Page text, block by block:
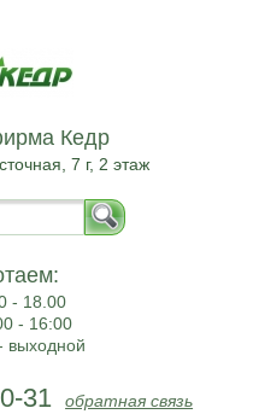
Кедр
7 г, 2 этаж
- 18.00
- 16:00
выходной
31 обратная связь